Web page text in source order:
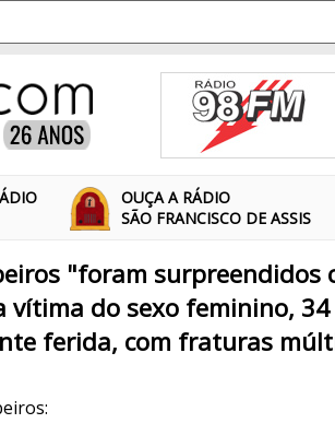
OUÇA A RÁDIO
SÃO FRANCISCO DE ASSIS
"foram surpreendidos
vítima do sexo feminino,
ferida, com fraturas